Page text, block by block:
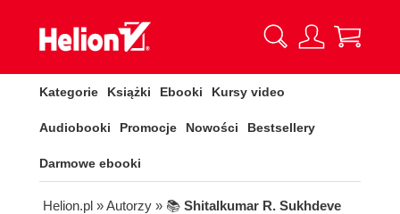
Kategorie Książki Ebooki Kursy video
Audiobooki Promocje Nowości Bestsellery
Darmowe ebooki
Helion.pl » Autorzy » 📚 Shitalkumar R. Sukhdeve